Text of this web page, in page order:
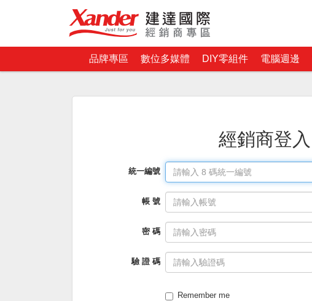
品牌專區 數位多媒體 DIY零組件 電腦週邊
經銷商登入
統一編號
帳 號
密 碼
驗 證 碼
Remember me